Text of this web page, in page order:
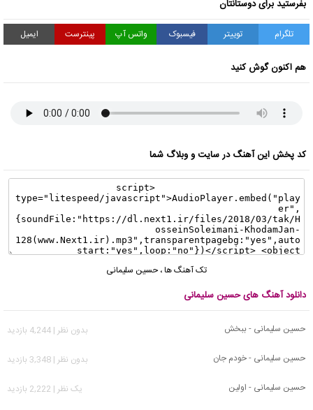
بفرستید برای دوستانتان
تلگرام توییتر فیسبوک واتس آپ پینترست ایمیل
هم اکنون گوش کنید
کد پخش این آهنگ در سایت و وبلاگ شما
تک آهنگ ها، حسین سلیمانی
دانلود آهنگ های حسین سلیمانی
حسین سلیمانی - ببخش
بدون نظر | 4,244 بازدید
حسین سلیمانی - خودم جان
بدون نظر | 3,348 بازدید
حسین سلیمانی - اولین
يک نظر | 2,222 بازدید